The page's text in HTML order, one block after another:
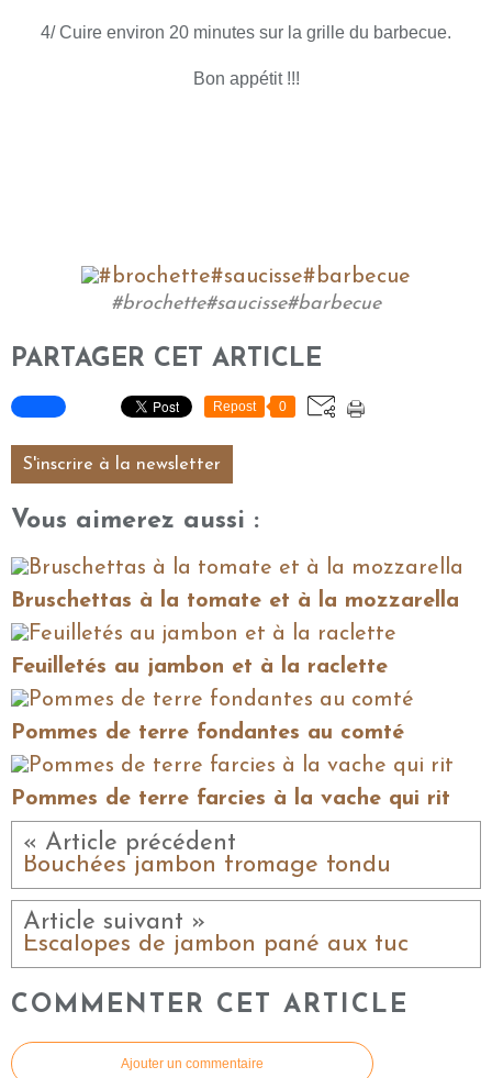
4/ Cuire environ 20 minutes sur la grille du barbecue.
Bon appétit !!!
#brochette#saucisse#barbecue
PARTAGER CET ARTICLE
Repost 0
S'inscrire à la newsletter
Vous aimerez aussi :
Bruschettas à la tomate et à la mozzarella
Feuilletés au jambon et à la raclette
Pommes de terre fondantes au comté
Pommes de terre farcies à la vache qui rit
« Article précédent
Bouchées jambon fromage fondu
Article suivant »
Escalopes de jambon pané aux tuc
COMMENTER CET ARTICLE
Ajouter un commentaire